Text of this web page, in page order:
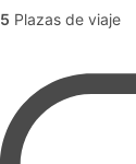
5 Plazas de viaje